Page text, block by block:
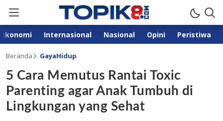
Ekonomi Internasional Nasional Opini Peristiwa
Beranda GayaHidup
5 Cara Memutus Rantai Toxic
Parenting agar Anak Tumbuh di
Lingkungan yang Sehat